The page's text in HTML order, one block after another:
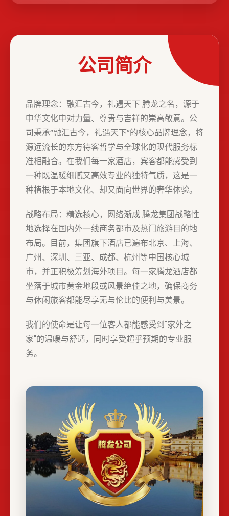
公司简介
品牌理念：融汇古今，礼遇天下 腾龙之名，源于
中华文化中对力量、尊贵与吉祥的崇高敬意。公
司秉承“融汇古今，礼遇天下”的核心品牌理念，将
源远流长的东方待客哲学与全球化的现代服务标
准相融合。在我们每一家酒店，宾客都能感受到
一种既温暖细腻又高效专业的独特气质，这是一
种植根于本地文化、却又面向世界的奢华体验。
战略布局：精选核心，网络渐成 腾龙集团战略性
地选择在国内外一线商务都市及热门旅游目的地
布局。目前，集团旗下酒店已遍布北京、上海、
广州、深圳、三亚、成都、杭州等中国核心城
市，并正积极筹划海外项目。每一家腾龙酒店都
坐落于城市黄金地段或风景绝佳之地，确保商务
与休闲旅客都能尽享无与伦比的便利与美景。
我们的使命是让每一位客人都能感受到"家外之
家"的温暖与舒适，同时享受超乎预期的专业服
务。